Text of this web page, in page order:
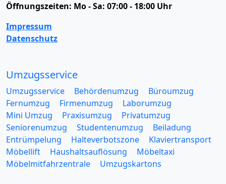
Öffnungszeiten: Mo - Sa: 07:00 - 18:00 Uhr
Impressum
Datenschutz
Umzugsservice
Umzugsservice Behördenumzug
Büroumzug
Fernumzug
Firmenumzug
Laborumzug
Mini Umzug
Praxisumzug
Privatumzug
Seniorenumzug
Studentenumzug
Beiladung
Entrümpelung
Halteverbotszone
Klaviertransport
Möbellift
Haushaltsauflösung
Möbeltaxi
Möbelmitfahrzentrale
Umzugskartons